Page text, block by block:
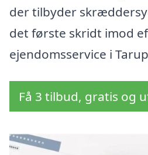
der tilbyder
det første skridt imod
ejendomsservice i
Få 3 tilbud, gratis og